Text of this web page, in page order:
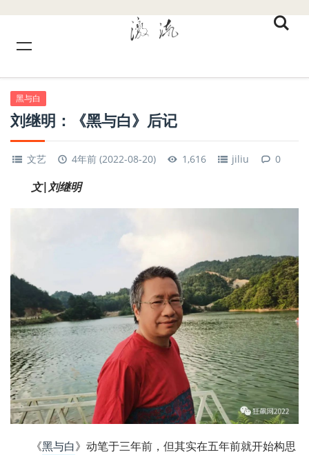
黑与白
刘继明：《黑与白》后记
文艺 4年前 (2022-08-20) 1,616 jiliu 0
文|刘继明
《黑与白》动笔于三年前，但其实在五年前就开始构思